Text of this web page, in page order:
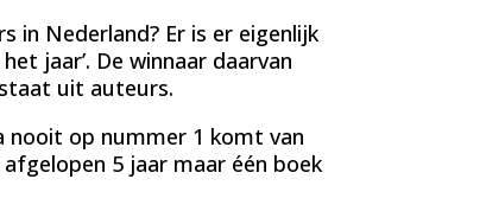
in Nederland? Er is er eigenlijk
jaar’. De winnaar daarvan
uit auteurs.
nooit op nummer 1 komt van
5 jaar maar één boek